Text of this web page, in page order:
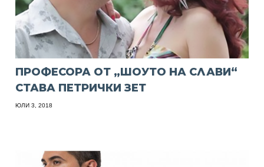
ПРОФЕСОРА ОТ „ШОУТО НА СЛАВИ“
СТАВА ПЕТРИЧКИ ЗЕТ
ЮЛИ 3, 2018